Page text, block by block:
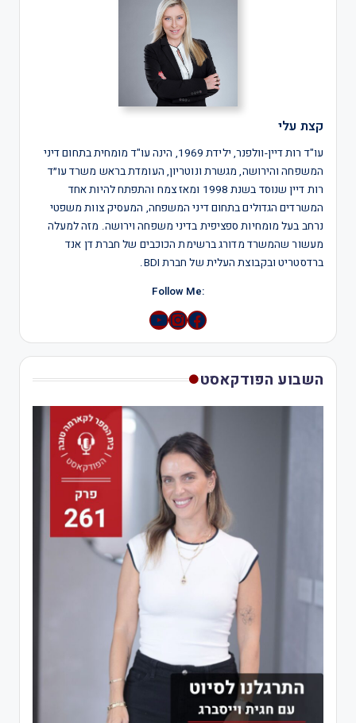
קצת עלי
עו"ד רות דיין-וולפנר, ילידת 1969, הינה עו"ד מומחית בתחום דיני
המשפחה והירושה, מגשרת ונוטריון, העומדת בראש משרד עו״ד
רות דיין שנוסד בשנת 1998 ומאז צמח והתפתח להיות אחד
המשרדים הגדולים בתחום דיני המשפחה, המעסיק צוות משפטי
נרחב בעל מומחיות ספציפית בדיני משפחה וירושה. מזה למעלה
מעשור שהמשרד מדורג ברשימת הכוכבים של חברת דן אנד
ברדסטריט ובקבוצת העלית של חברת BDI.
:Follow Me
Instagram
YouTube
השבוע הפודקאסט